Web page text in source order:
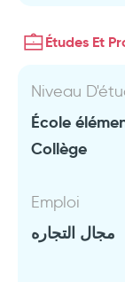
Études Et
Niveau
École
Collège
Emploi
مجال التجاره